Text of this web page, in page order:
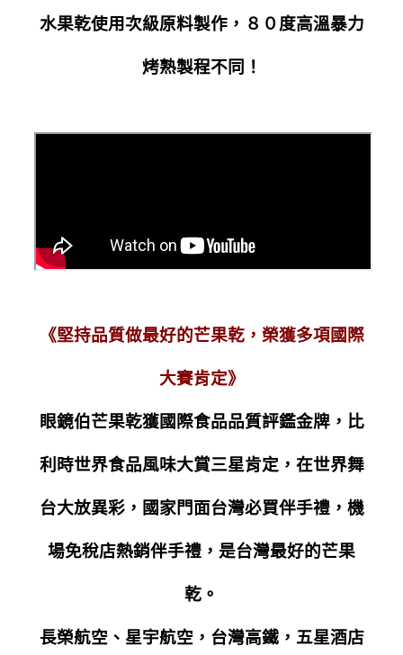
水果乾使用次級原料製作，８０度高溫暴力
烤熟製程不同！
《堅持品質做最好的芒果乾，榮獲多項國際
大賽肯定》
眼鏡伯芒果乾獲國際食品品質評鑑金牌，比
利時世界食品風味大賞三星肯定， 在世界舞
台大放異彩，國家門面台灣必買伴手禮，機
場免稅店熱銷伴手禮， 是台灣最好的芒果
乾。
長榮航空、星宇航空，台灣高鐵，五星酒店